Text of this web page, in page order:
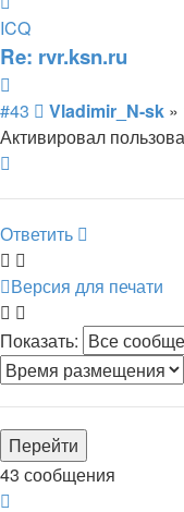
информация
пользователя
sk
ICQ
Re: rvr.ksn.ru
#43
Сообщение
Vladimir_N-sk »
Активировал
Ответить
Версия для печати
Показать:
43 сообщения